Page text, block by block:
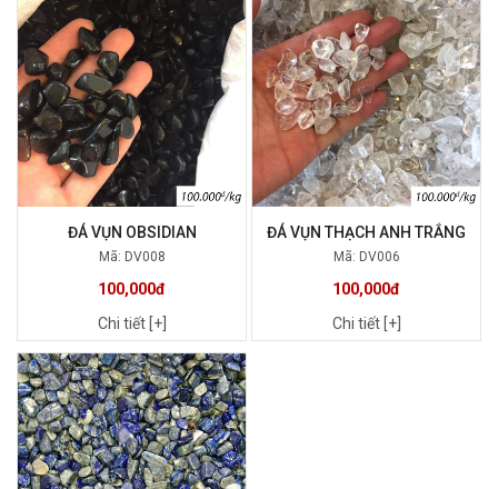
ĐÁ VỤN OBSIDIAN
Mã: DV008
100,000đ
Chi tiết [+]
ĐÁ VỤN THẠCH ANH TRẮNG
Mã: DV006
100,000đ
Chi tiết [+]